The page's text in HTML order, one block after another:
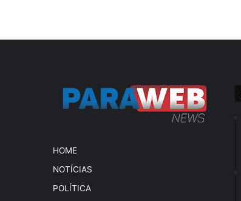
HOME
NOTÍCIAS
POLÍTICA